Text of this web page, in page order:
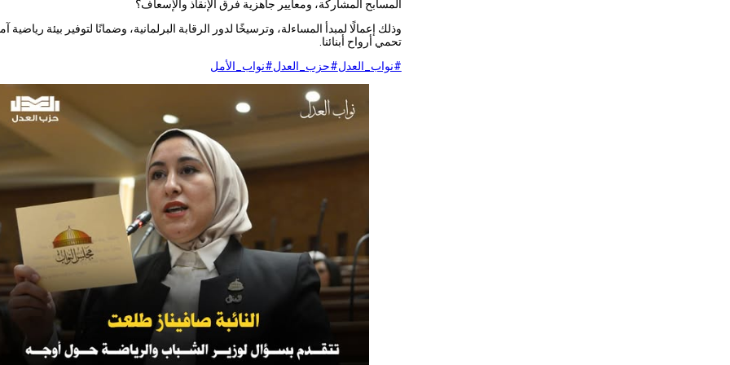
المسابح المشاركة، ومعايير جاهزية فرق الإنقاذ والإسعاف؟
وذلك إعمالًا لمبدأ المساءلة، وترسيخًا لدور الرقابة البرلمانية، وضمانًا لتوفير بيئة رياضية
تحمي أرواح أبنائنا.
#نواب_العدل#حزب_العدل#نواب_الأمل